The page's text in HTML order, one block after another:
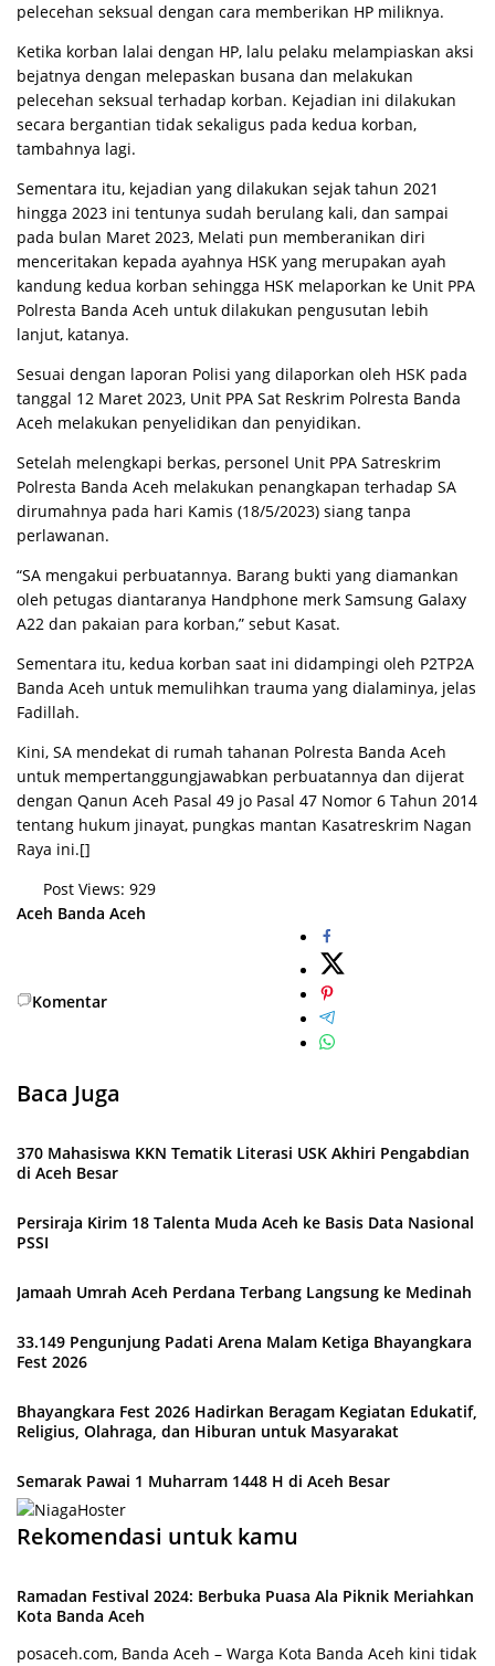
pelecehan seksual dengan cara memberikan HP miliknya.
Ketika korban lalai dengan HP, lalu pelaku melampiaskan aksi
bejatnya dengan melepaskan busana dan melakukan
pelecehan seksual terhadap korban. Kejadian ini dilakukan
secara bergantian tidak sekaligus pada kedua korban,
tambahnya lagi.
Sementara itu, kejadian yang dilakukan sejak tahun 2021
hingga 2023 ini tentunya sudah berulang kali, dan sampai
pada bulan Maret 2023, Melati pun memberanikan diri
menceritakan kepada ayahnya HSK yang merupakan ayah
kandung kedua korban sehingga HSK melaporkan ke Unit PPA
Polresta Banda Aceh untuk dilakukan pengusutan lebih
lanjut, katanya.
Sesuai dengan laporan Polisi yang dilaporkan oleh HSK pada
tanggal 12 Maret 2023, Unit PPA Sat Reskrim Polresta Banda
Aceh melakukan penyelidikan dan penyidikan.
Setelah melengkapi berkas, personel Unit PPA Satreskrim
Polresta Banda Aceh melakukan penangkapan terhadap SA
dirumahnya pada hari Kamis (18/5/2023) siang tanpa
perlawanan.
“SA mengakui perbuatannya. Barang bukti yang diamankan
oleh petugas diantaranya Handphone merk Samsung Galaxy
A22 dan pakaian para korban,” sebut Kasat.
Sementara itu, kedua korban saat ini didampingi oleh P2TP2A
Banda Aceh untuk memulihkan trauma yang dialaminya, jelas
Fadillah.
Kini, SA mendekat di rumah tahanan Polresta Banda Aceh
untuk mempertanggungjawabkan perbuatannya dan dijerat
dengan Qanun Aceh Pasal 49 jo Pasal 47 Nomor 6 Tahun 2014
tentang hukum jinayat, pungkas mantan Kasatreskrim Nagan
Raya ini.[]
Post Views: 929
Aceh Banda Aceh
Komentar
Baca Juga
370 Mahasiswa KKN Tematik Literasi USK Akhiri Pengabdian
di Aceh Besar
Persiraja Kirim 18 Talenta Muda Aceh ke Basis Data Nasional
PSSI
Jamaah Umrah Aceh Perdana Terbang Langsung ke Medinah
33.149 Pengunjung Padati Arena Malam Ketiga Bhayangkara
Fest 2026
Bhayangkara Fest 2026 Hadirkan Beragam Kegiatan Edukatif,
Religius, Olahraga, dan Hiburan untuk Masyarakat
Semarak Pawai 1 Muharram 1448 H di Aceh Besar
Rekomendasi untuk kamu
Ramadan Festival 2024: Berbuka Puasa Ala Piknik Meriahkan
Kota Banda Aceh
posaceh.com, Banda Aceh – Warga Kota Banda Aceh kini tidak